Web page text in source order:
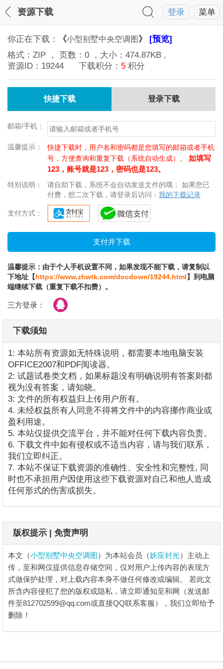
菜单
登录
资源下载
你正在下载： 《小型别墅中央空调图 》 [预览]
格式： ZIP ， 页数： 0 ，大小： 474.87KB ,
资源ID： 19244 下载积分： 5 积分
快捷下载 登录下载
邮箱/手机：
温馨提示：
快捷下载时，用户名和密码都是您填写的邮箱或者手机
号，方便查询和重复下载（系统自动生成）。 如填写
123，账号就是123，密码也是123。
特别说明：
请自助下载，系统不会自动发送文件的哦； 如果您已
付费，想二次下载，请登录后访问： 我的下载记录
支付方式：
温馨提示：由于个人手机设置不同，如果发现不能下载，请复制以
下地址【https://www.zhwtk.com/docdown/19244.html】到电脑
端继续下载（重复下载不扣费）。
三方登录：
下载须知
1: 本站所有资源如无特殊说明，都需要本地电脑安装
OFFICE2007和PDF阅读器。
2: 试题试卷类文档，如果标题没有明确说明有答案则都
视为没有答案，请知晓。
3: 文件的所有权益归上传用户所有。
4. 未经权益所有人同意不得将文件中的内容挪作商业或
盈利用途。
5. 本站仅提供交流平台，并不能对任何下载内容负责。
6. 下载文件中如有侵权或不适当内容，请与我们联系，
我们立即纠正。
7. 本站不保证下载资源的准确性、安全性和完整性, 同
时也不承担用户因使用这些下载资源对自己和他人造成
任何形式的伤害或损失。
版权提示 | 免责声明
本文（小型别墅中央空调图）为本站会员（妖应封光）主动上
传，至和网仅提供信息存储空间，仅对用户上传内容的表现方
式做保护处理，对上载内容本身不做任何修改或编辑。 若此文
所含内容侵犯了您的版权或隐私，请立即通知至和网（发送邮
件至812702599@qq.com或直接QQ联系客服），我们立即给予
删除！